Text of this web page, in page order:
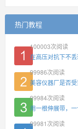
热门教程
100003次阅读
在高压对抗下不
99986次阅读
美容仪器厂是否
99984次阅读
用一根伸展带，
99981 次阅读